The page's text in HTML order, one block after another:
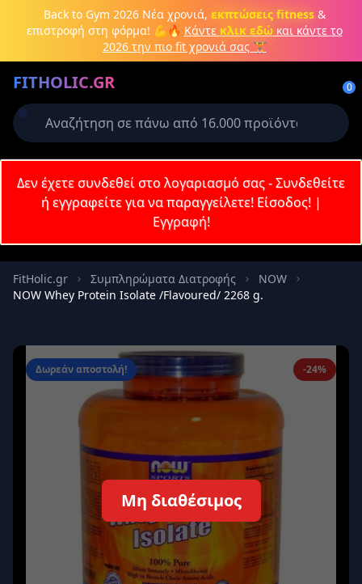
Μετάβαση στο κύριο περιεχόμενο
Back to Gym 2026Νέα χρονιά, εκπτώσεις fitness&
επιστροφή στη φόρμα! 💪🔥 Κάντε κλικ εδώκαι κάντε το
2026 την πιο fit χρονιά σας 🏋️
FITHOLIC.GR 0
Πρωτεΐνες Pre-Workout Aμινοξέα Καύση λίπους
Δεν έχετε συνδεθεί στο λογαριασμό σας - Συνδεθείτε
ή εγγραφείτε για να παραγγείλετε! Είσοδος!|
Εγγραφή!
FitHolic.gr Συμπληρώματα Διατροφής
NOW
NOW Whey Protein Isolate /Flavoured/ 2268 g.
Δωρεάν αποστολή! -24%
Μη διαθέσιμος
Δημιουργήστε λογαριασμό ή
Απαιτείται για την ολοκλήρωση της
παραγγελίας σας
Σύνδεση Εγγραφή
Κωδικός
Απομνημόνευση Ξεχάσατε τον κωδικό σας;
Δεν έχετε λογαριασμό; Εγγραφείτε εδώ
Ασφαλής σύνδεση